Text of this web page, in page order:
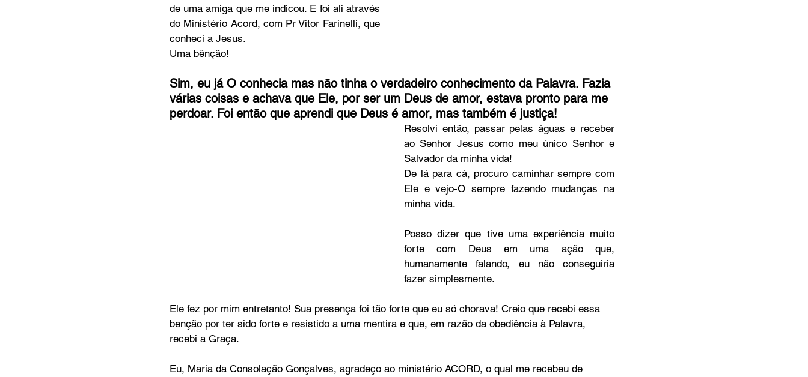
de uma amiga que me indicou. E foi ali através
do Ministério Acord, com Pr Vitor Farinelli, que
conheci a Jesus.
Uma bênção!
Sim, eu já O conhecia mas não tinha o verdadeiro conhecimento da Palavra. Fazia
várias coisas e achava que Ele, por ser um Deus de amor, estava pronto para me
perdoar. Foi então que aprendi que Deus é amor, mas também é justiça!
Resolvi então, passar pelas águas e receber
ao Senhor Jesus como meu único Senhor e
Salvador da minha vida!
De lá para cá, procuro caminhar sempre com
Ele e vejo-O sempre fazendo mudanças na
minha vida.
Posso dizer que tive uma experiência muito
forte com Deus em uma ação que,
humanamente falando, eu não conseguiria
fazer simplesmente.
Ele fez por mim entretanto! Sua presença foi tão forte que eu só chorava! Creio que recebi essa
benção por ter sido forte e resistido a uma mentira e que, em razão da obediência à Palavra,
recebi a Graça.
Eu, Maria da Consolação Gonçalves, agradeço ao ministério ACORD, o qual me recebeu de